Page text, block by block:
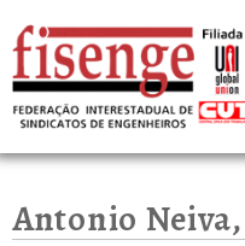
Antonio